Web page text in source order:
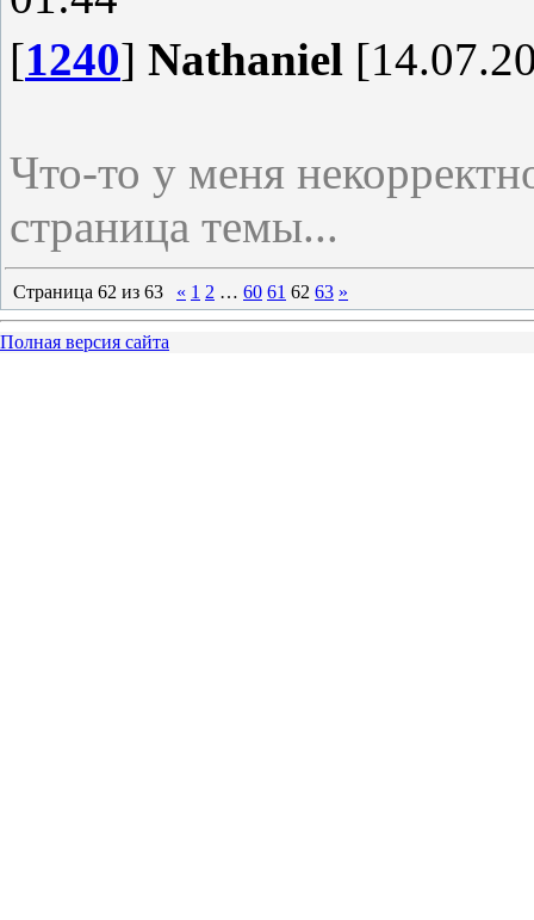
[1240] Nathaniel
Что-то у меня
страница темы...
Страница 62 из 63 « 1 2 … 60 61 62 63 »
Полная версия сайта